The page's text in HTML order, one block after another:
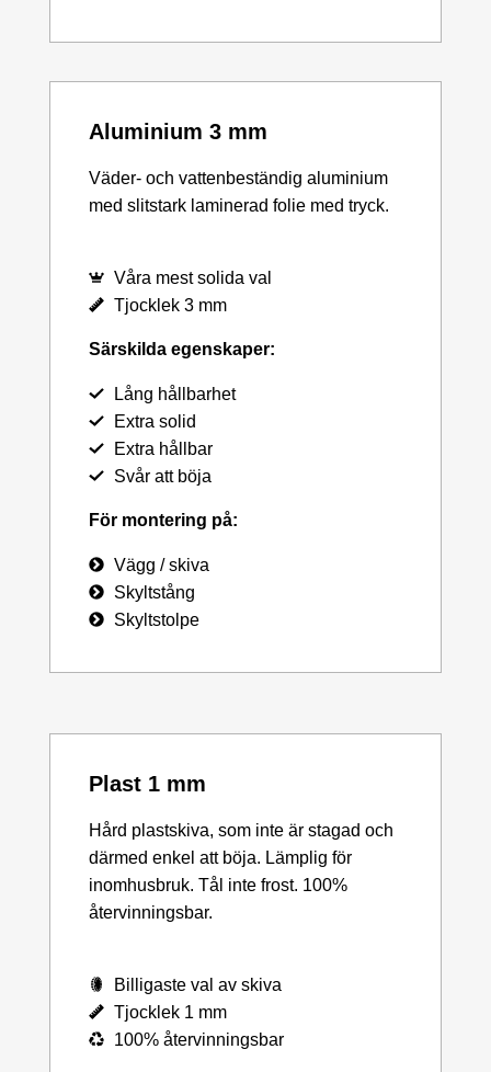
Aluminium 3 mm
Väder- och vattenbeständig aluminium
med slitstark laminerad folie med tryck.
Våra mest solida val
Tjocklek 3 mm
Särskilda egenskaper:
Lång hållbarhet
Extra solid
Extra hållbar
Svår att böja
För montering på:
Vägg / skiva
Skyltstång
Skyltstolpe
Plast 1 mm
Hård plastskiva, som inte är stagad och
därmed enkel att böja. Lämplig för
inomhusbruk. Tål inte frost. 100%
återvinningsbar.
Billigaste val av skiva
Tjocklek 1 mm
100% återvinningsbar